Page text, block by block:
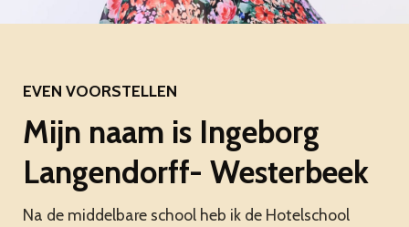
EVEN VOORSTELLEN
Mijn naam is Ingeborg
Langendorff- Westerbeek
Na de middelbare school heb ik de Hotelschool